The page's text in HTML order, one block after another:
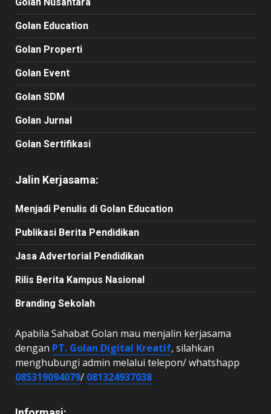
Golan Education
Golan Properti
Golan Event
Golan SDM
Golan Jurnal
Golan Sertifikasi
Jalin Kerjasama:
Menjadi Penulis di Golan Education
Publikasi Berita Pendidikan
Jasa Advertorial Pendidikan
Rilis Berita Kampus Nasional
Branding Sekolah
Apabila Sahabat Golan mau menjalin kerjasama
dengan PT. Golan Digital Kreatif, silahkan
menghubungi admin melalui telepon/ whatshapp
085319094079/ 081324937038